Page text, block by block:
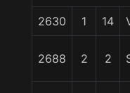
2630 1 14
2688 2 2